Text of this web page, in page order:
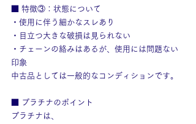
■ 特徴③：状態について
・使用に伴う細かなスレあり
・目立つ大きな破損は見られない
・チェーンの絡みはあるが、使用には問題ない
印象
中古品としては一般的なコンディションです。
■ プラチナのポイント
プラチナは、